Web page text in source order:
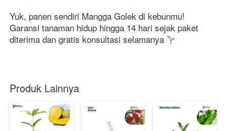
Yuk, panen sendiri Mangga Golek di kebunmu!
Garansi tanaman hidup hingga 14 hari sejak paket
diterima dan gratis konsultasi selamanya
Produk Lainnya